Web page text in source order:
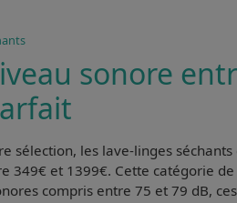
sonore
sélection, les lave-linges
et 1399€. Cette catégorie
compris entre 75 et 79 dB,